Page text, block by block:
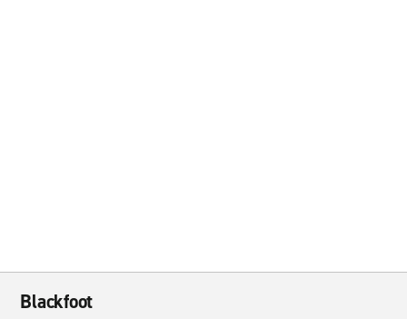
Blackfoot